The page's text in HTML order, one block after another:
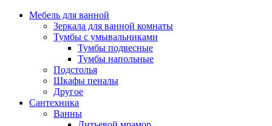
Мебель для ванной
Зеркала для ванной комнаты
Тумбы с умывальниками
Тумбы подвесные
Тумбы напольные
Подстолья
Шкафы пеналы
Другое
Сантехника
Ванны